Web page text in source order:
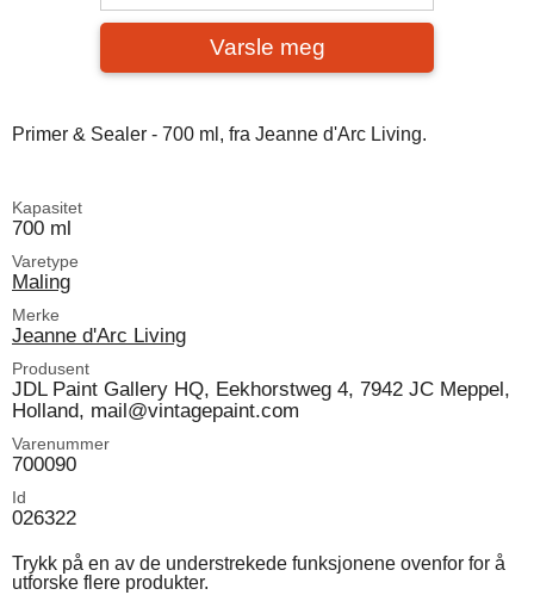
Varsle meg
Primer & Sealer - 700 ml, fra Jeanne d'Arc Living.
Kapasitet
700 ml
Varetype
Maling
Merke
Jeanne d'Arc Living
Produsent
JDL Paint Gallery HQ, Eekhorstweg 4, 7942 JC Meppel,
Holland, mail@vintagepaint.com
Varenummer
700090
Id
026322
Trykk på en av de understrekede funksjonene ovenfor for å
utforske flere produkter.